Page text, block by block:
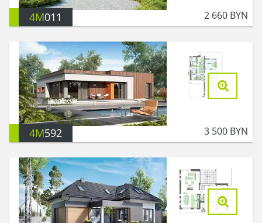
4M011 2 660 BYN
4M592 3 500 BYN